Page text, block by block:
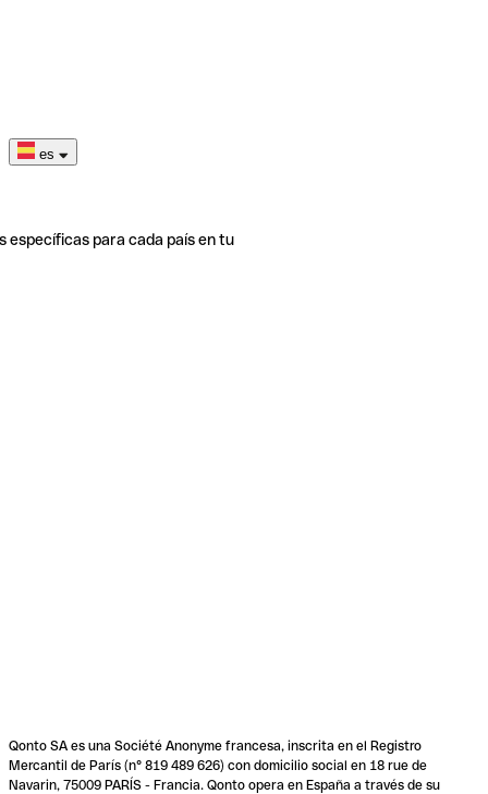
es
específicas para cada país en tu
Qonto SA es una Société Anonyme francesa, inscrita en el Registro
Mercantil de París (n° 819 489 626) con domicilio social en 18 rue de
Navarin, 75009 PARÍS - Francia. Qonto opera en España a través de su